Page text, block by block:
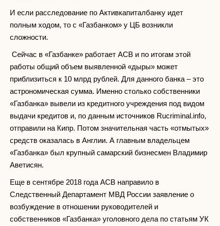
И если расследование по Активкапиталбанку идет
полным ходом, то с «Газбанком» у ЦБ возникли
сложности.
Сейчас в «Газбанке» работает АСВ и по итогам этой
работы общий объем выявленной «дыры» может
приблизиться к 10 млрд рублей. Для данного банка – это
астрономическая сумма. Именно столько собственники
«Газбанка» вывели из кредитного учреждения под видом
выдачи кредитов и, по данным источников Rucriminal.info,
отправили на Кипр. Потом значительная часть «отмытых»
средств оказалась в Англии. А главным владельцем
«Газбанка» был крупный самарский бизнесмен Владимир
Аветисян.
Еще в сентябре 2018 года АСВ направило в
Следственный Департамент МВД России заявление о
возбуждение в отношении руководителей и
собственников «Газбанка» уголовного дела по статьям УК